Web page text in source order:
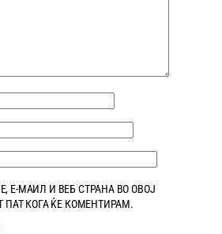
Е-МАИЛ И ВЕБ СТРАНА ВО ОВОЈ
ПАТ КОГА ЌЕ КОМЕНТИРАМ.